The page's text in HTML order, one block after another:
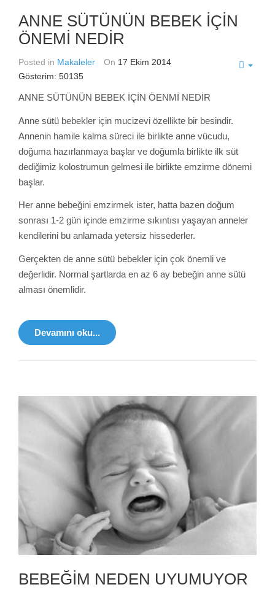
ANNE SÜTÜNÜN BEBEK İÇİN
ÖNEMİ NEDİR
Posted in Makaleler On 17 Ekim 2014
Gösterim: 50135
ANNE SÜTÜNÜN BEBEK İÇİN ÖENMİ NEDİR
Anne sütü bebekler için mucizevi özellikte bir besindir.
Annenin hamile kalma süreci ile birlikte anne vücudu,
doğuma hazırlanmaya başlar ve doğumla birlikte ilk süt
dediğimiz kolostrumun gelmesi ile birlikte emzirme dönemi
başlar.
Her anne bebeğini emzirmek ister, hatta bazen doğum
sonrası 1-2 gün içinde emzirme sıkıntısı yaşayan anneler
kendilerini bu anlamada yetersiz hissederler.
Gerçekten de anne sütü bebekler için çok önemli ve
değerlidir. Normal şartlarda en az 6 ay bebeğin anne sütü
alması önemlidir.
Devamını oku...
BEBEĞİM NEDEN UYUMUYOR